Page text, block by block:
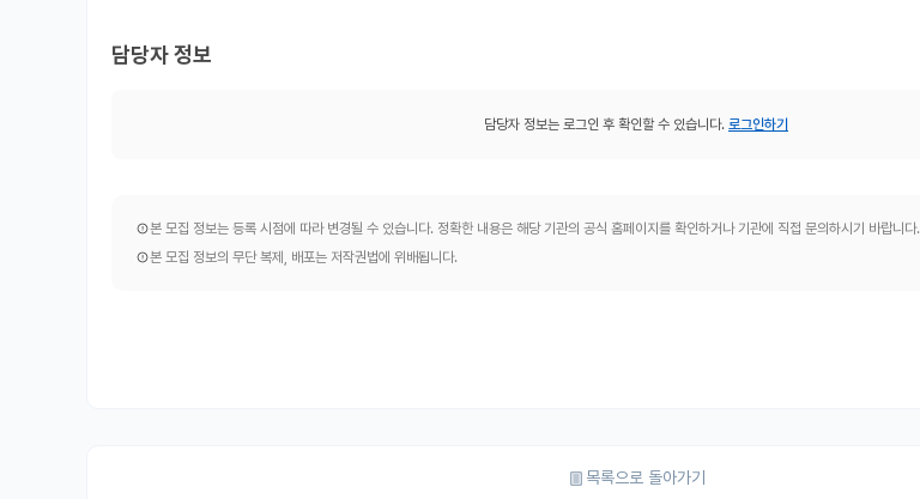
담당자 정보
담당자 정보는 로그인 후 확인할 수 있습니다. 로그인하기
본 모집 정보는 등록 시점에 따라 변경될 수 있습니다. 정확한 내용은 해당 기관의 공식 홈페이지를 확인하거나 기관에 직접 문의하시기 바랍니다.
본 모집 정보의 무단 복제, 배포는 저작권법에 위배됩니다.
목록으로 돌아가기